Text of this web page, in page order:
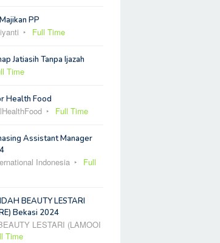
PP
Full Time
Jatiasih Tanpa Ijazah
Time
Health Food
Full Time
Assistant Manager
Indonesia
Full
BEAUTY LESTARI
Bekasi 2024
LESTARI (LAMOOI
Time